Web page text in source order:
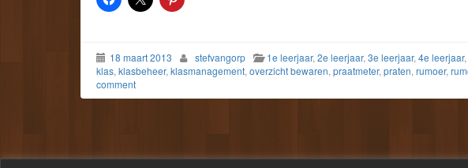
18 maart 2013 stefvangorp 1e leerjaar, 2e leerjaar, 3e leerjaar, 4e leerjaar,
klas, klasbeheer, klasmanagement, overzicht bewaren, praatmeter, praten, rumoer,
comment